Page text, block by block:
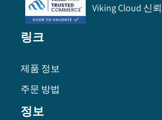
Viking Cloud 신
링크
제품 정보
주문 방법
정보